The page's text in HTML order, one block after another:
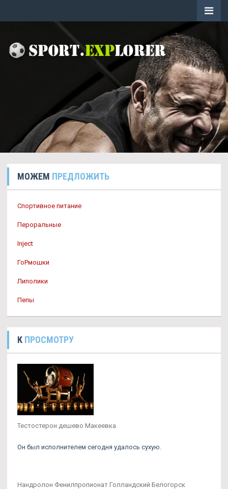
МОЖЕМ ПРЕДЛОЖИТЬ
Спортивное питание
Пероральные
Inject
ГоРмошки
Липолики
Пепы
К ПРОСМОТРУ
Тестостерон дешево Макеевка
Он был исполнителем сегодня удалось сухую.
Нандролон Фенилпропионат Голландский Белогорск